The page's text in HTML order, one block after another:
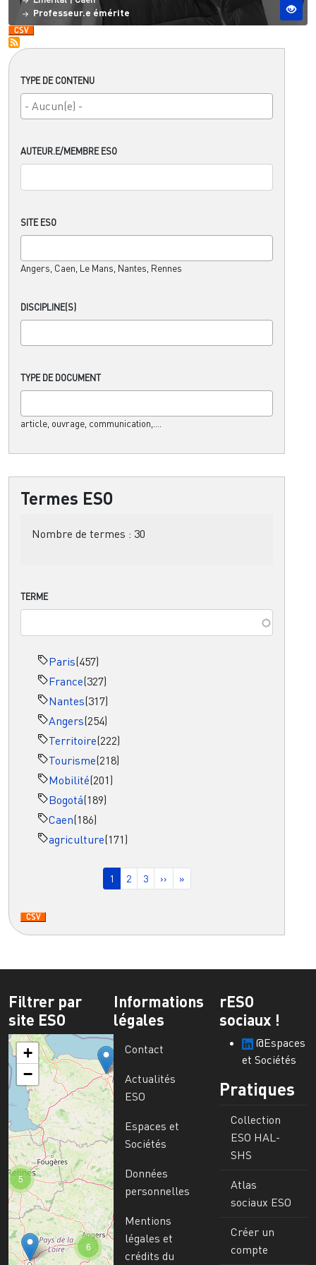
TYPE DE CONTENU
AUTEUR.E/MEMBRE ESO
SITE ESO
Angers, Caen, Le Mans, Nantes, Rennes
DISCIPLINE(S)
TYPE DE DOCUMENT
article, ouvrage, communication,....
Termes ESO
Nombre de termes : 30
TERME
Paris(457)
France(327)
Nantes(317)
Angers(254)
Territoire(222)
Tourisme(218)
Mobilité(201)
Bogotá(189)
Caen(186)
agriculture(171)
Page courante
1 Page
2 Page
3 Page suivante
›› Dernière page
»
Professeur.e émérite
Filtrer par
site ESO
6
5
+
−
Informations
légales
Contact
Actualités
ESO
Espaces et
Sociétés
Données
personnelles
Mentions
légales et
crédits du
rESO
sociaux !
@Espaces
et Sociétés
Pratiques
Collection
ESO HAL-
SHS
Atlas
sociaux ESO
Créer un
compte